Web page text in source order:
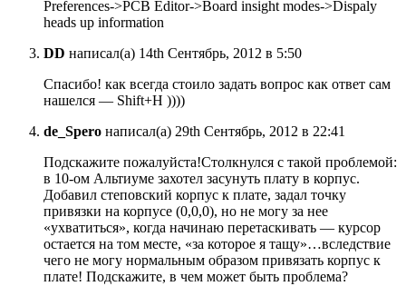
Preferences->PCB Editor->Board insight modes->Dispaly
heads up information
DD написал(а) 14th Сентябрь, 2012 в 5:50
Спасибо! как всегда стоило задать вопрос как ответ сам
нашелся — Shift+H ))))
de_Spero написал(а) 29th Сентябрь, 2012 в 22:41
Подскажите пожалуйста!Столкнулся с такой проблемой:
в 10-ом Альтиуме захотел засунуть плату в корпус.
Добавил степовский корпус к плате, задал точку
привязки на корпусе (0,0,0), но не могу за нее
«ухватиться», когда начинаю перетаскивать — курсор
остается на том месте, «за которое я тащу»…вследствие
чего не могу нормальным образом привязать корпус к
плате! Подскажите, в чем может быть проблема?